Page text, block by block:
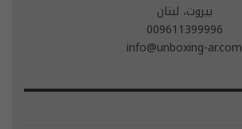
بيروت، لبنان
009611399996
info@unboxing-ar.com